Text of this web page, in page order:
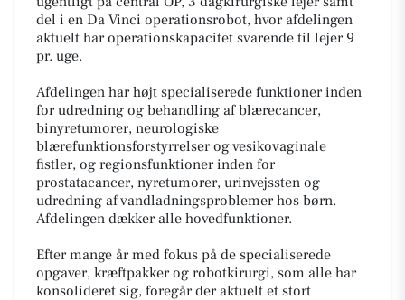
del i en Da Vinci operationsrobot, hvor afdelingen
aktuelt har operationskapacitet svarende til lejer 9
pr. uge.
Afdelingen har højt specialiserede funktioner inden
for udredning og behandling af blærecancer,
binyretumorer, neurologiske
blærefunktionsforstyrrelser og vesikovaginale
fistler, og regionsfunktioner inden for
prostatacancer, nyretumorer, urinvejssten og
udredning af vandladningsproblemer hos børn.
Afdelingen dækker alle hovedfunktioner.
Efter mange år med fokus på de specialiserede
opgaver, kræftpakker og robotkirurgi, som alle har
konsolideret sig, foregår der aktuelt et stort